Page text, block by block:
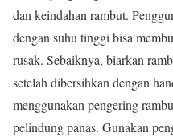
dan keindahan rambut.
dengan suhu tinggi bisa
rusak. Sebaiknya, biarkan
setelah dibersihkan dengan
menggunakan pengering
pelindung panas. Gunakan